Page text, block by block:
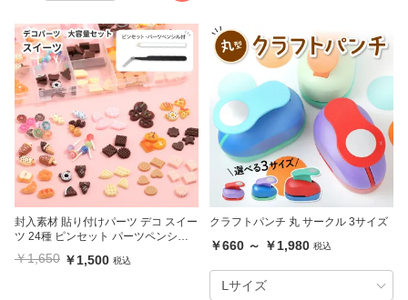
封入素材 貼り付けパーツ デコ スイー
ツ 24種 ピンセット パーツペンシル
付
￥1,650 ￥1,500 税込
クラフトパンチ 丸 サークル 3サイズ
￥660 ～ ￥1,980 税込